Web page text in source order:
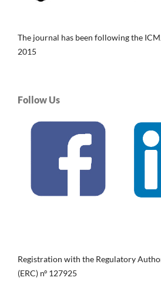
The journal has been following the
2015
Follow Us
Registration with the Regulatory
(ERC) nº 127925